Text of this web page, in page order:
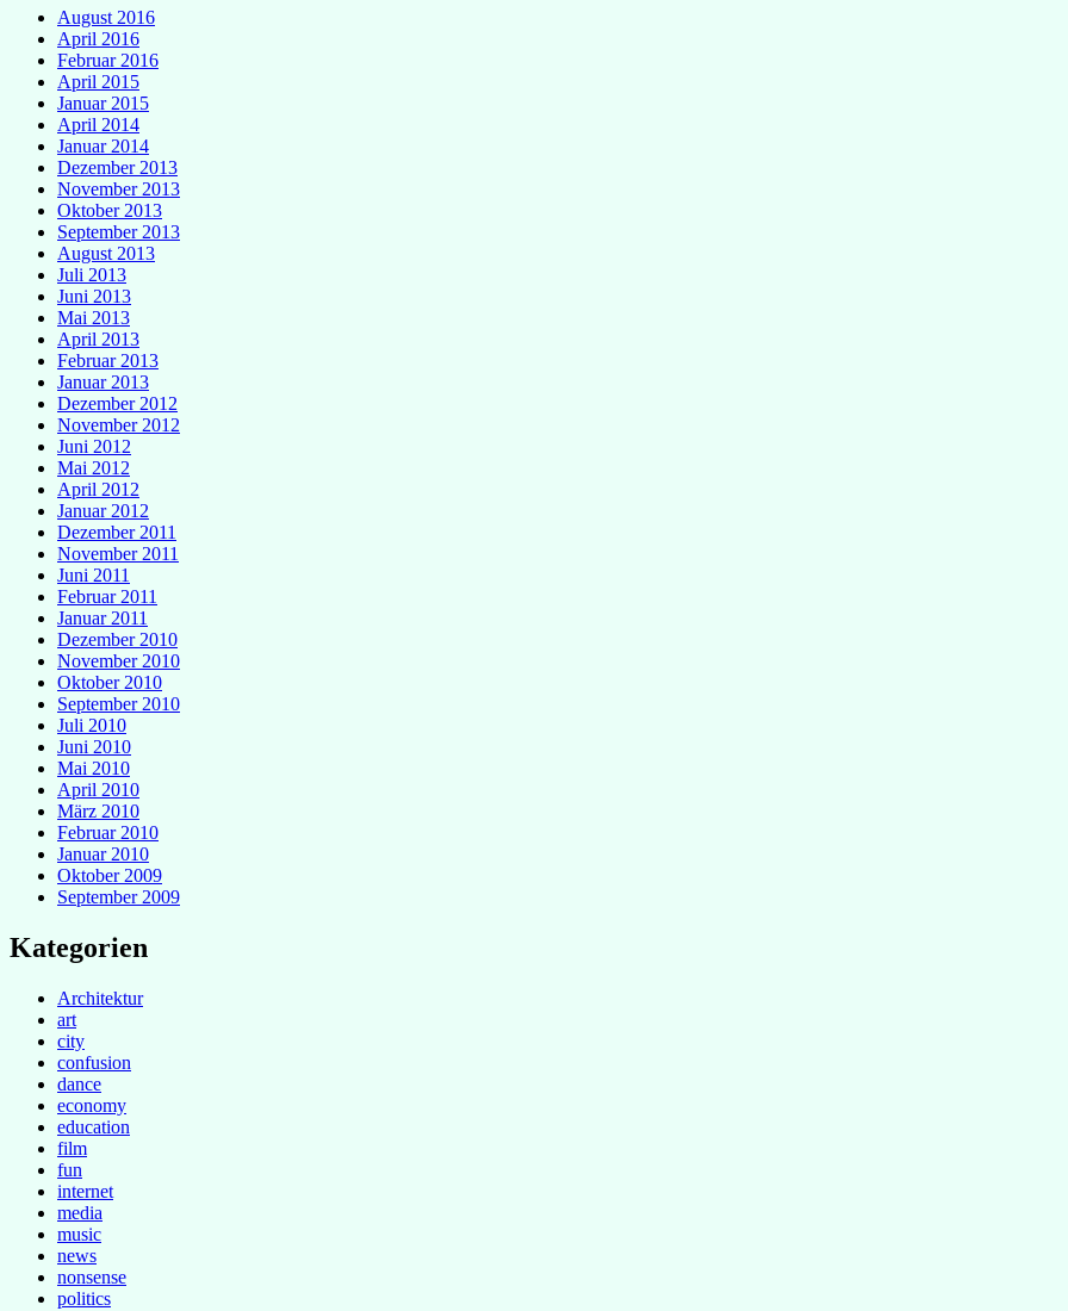
August 2016
April 2016
Februar 2016
April 2015
Januar 2015
April 2014
Januar 2014
Dezember 2013
November 2013
Oktober 2013
September 2013
August 2013
Juli 2013
Juni 2013
Mai 2013
April 2013
Februar 2013
Januar 2013
Dezember 2012
November 2012
Juni 2012
Mai 2012
April 2012
Januar 2012
Dezember 2011
November 2011
Juni 2011
Februar 2011
Januar 2011
Dezember 2010
November 2010
Oktober 2010
September 2010
Juli 2010
Juni 2010
Mai 2010
April 2010
März 2010
Februar 2010
Januar 2010
Oktober 2009
September 2009
Kategorien
Architektur
art
city
confusion
dance
economy
education
film
fun
internet
media
music
news
nonsense
politics